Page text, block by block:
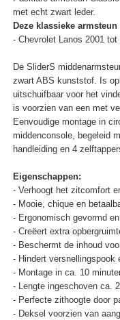
met echt zwart leder.
Deze klassieke
- Chevrolet Lanos 2001 tot
De SliderS
zwart ABS kunststof. Is
uitschuifbaar voor het
is voorzien van een met
Eenvoudige montage in
middenconsole, begeleid
handleiding en 4
Eigenschappen:
- Verhoogt het zitcomfort
- Mooie, chique en
- Ergonomisch gevormd
- Creëert extra
- Beschermt de inhoud
- Hindert versnellingspook
- Montage in ca. 10
- Lengte ingeschoven ca.
- Perfecte zithoogte door
- Deksel voorzien van